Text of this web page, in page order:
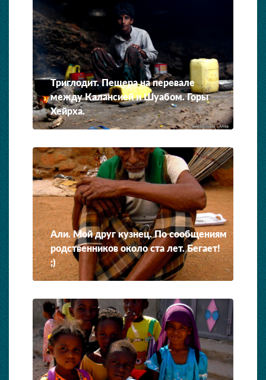
Триглодит. Пещера на перевале
между Калансией и Шуабом. Горы
Хейрха.
Али. Мой друг кузнец. По сообщениям
родственников около ста лет. Бегает!
;)